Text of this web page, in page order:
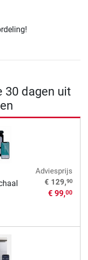
30 dagen uit
Adviesprijs
€ 129,90
€ 99,00